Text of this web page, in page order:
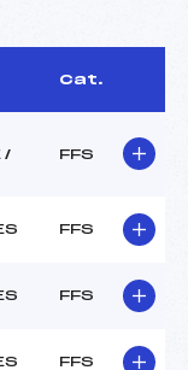
Cat.
/
FFS
FFS
FFS
FFS